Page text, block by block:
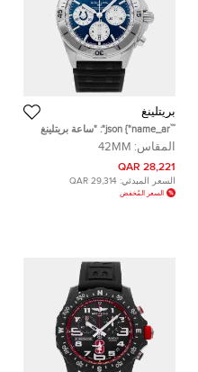
بريتلينغ
```json {"name_ar": "ساعة بريتلينغ
ملم"} ```
المقاس: 42MM
28,221 QAR
السعر المبدئي: 29,314 QAR
السعر المُخفض